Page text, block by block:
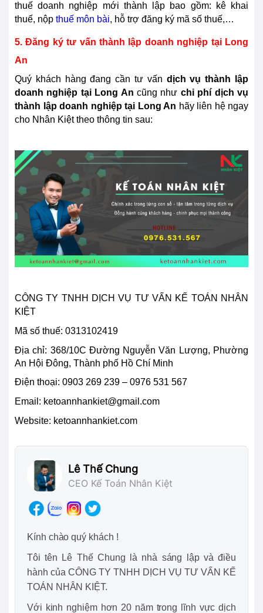
thuế doanh nghiệp mới thành lập bao gồm: kê khai
thuế, nộp thuế môn bài, hỗ trợ đăng ký mã số thuế,…
5. Đăng ký tư vấn thành lập doanh nghiệp tại Long
An
Quý khách hàng đang cần tư vấn dịch vụ thành lập
doanh nghiệp tại Long An cũng như chi phí dịch vụ
thành lập doanh nghiệp tại Long An hãy liên hệ ngay
cho Nhân Kiệt theo thông tin sau:
CÔNG TY TNHH DỊCH VỤ TƯ VẤN KẾ TOÁN NHÂN
KIỆT
Mã số thuế: 0313102419
Địa chỉ: 368/10C Đường Nguyễn Văn Lượng, Phường
An Hội Đông, Thành phố Hồ Chí Minh
Điện thoại: 0903 269 239 – 0976 531 567
Email: ketoannhankiet@gmail.com
Website: ketoannhankiet.com
Lê Thế Chung
CEO Kế Toán Nhân Kiệt
Kính chào quý khách !
Tôi tên Lê Thế Chung là nhà sáng lập và điều
hành của CÔNG TY TNHH DỊCH VỤ TƯ VẤN KẾ
TOÁN NHÂN KIỆT.
Với kinh nghiệm hơn 20 năm trong lĩnh vực dịch